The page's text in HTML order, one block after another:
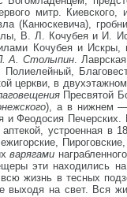
митр. Киевского,
(Канюскевича),
В. Л. Кочубея и И.
Кочубея и
А. Столыпин.
церкви, в
Пресвятой
), а в нижнем —
и Феодосия
устроенная в
варягами
эти находились
жизнь в тесных
выходя на свет. Вся